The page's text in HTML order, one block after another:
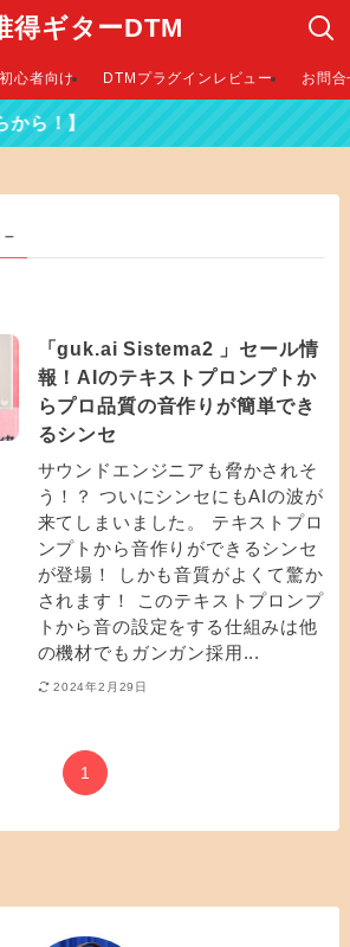
得ギターDTM
心者向け DTMプラグインレビュー お問
！】
–
「guk.ai Sistema2 」セール情
報！AIのテキストプロンプトか
らプロ品質の音作りが簡単でき
るシンセ
サウンドエンジニアも脅かされそ
う！？ ついにシンセにもAIの波が
来てしまいました。 テキストプロ
ンプトから音作りができるシンセ
が登場！ しかも音質がよくて驚か
されます！ このテキストプロンプ
トから音の設定をする仕組みは他
の機材でもガンガン採用...
2024年2月29日
1